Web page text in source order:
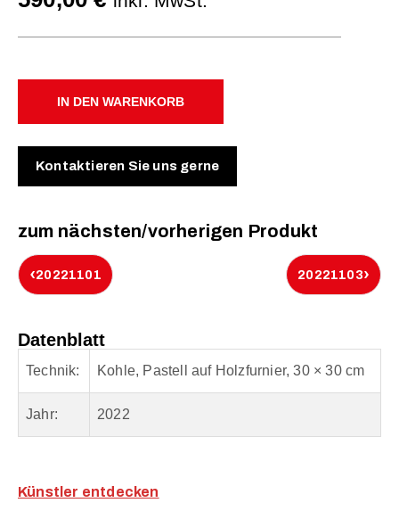
IN DEN WARENKORB
Kontaktieren Sie uns gerne
zum nächsten/vorherigen Produkt
‹20221101 20221103›
Datenblatt
Technik: Kohle, Pastell auf Holzfurnier, 30 × 30 cm
Jahr: 2022
Künstler entdecken